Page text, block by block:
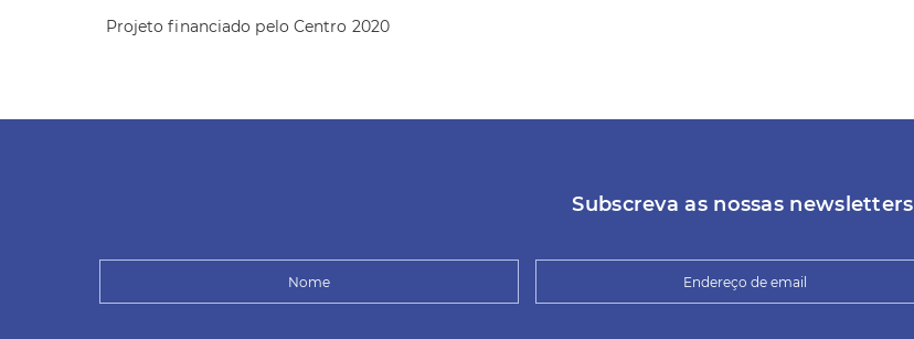
Projeto financiado pelo Centro 2020
Subscreva as nossas newsletters